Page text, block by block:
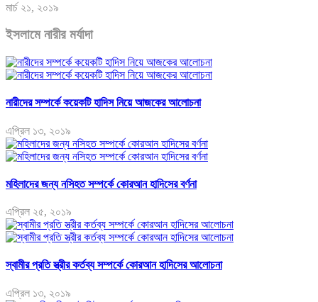
মার্চ ২১, ২০১৯
ইসলামে নারীর মর্যাদা
নারীদের সম্পর্কে কয়েকটি হাদিস নিয়ে আজকের আলোচনা
এপ্রিল ১৩, ২০১৯
মহিলাদের জন্য নসিহত সম্পর্কে কোরআন হাদিসের বর্ণনা
এপ্রিল ২৫, ২০১৯
স্বামীর প্রতি স্ত্রীর কর্তব্য সম্পর্কে কোরআন হাদিসের আলোচনা
এপ্রিল ১৩, ২০১৯